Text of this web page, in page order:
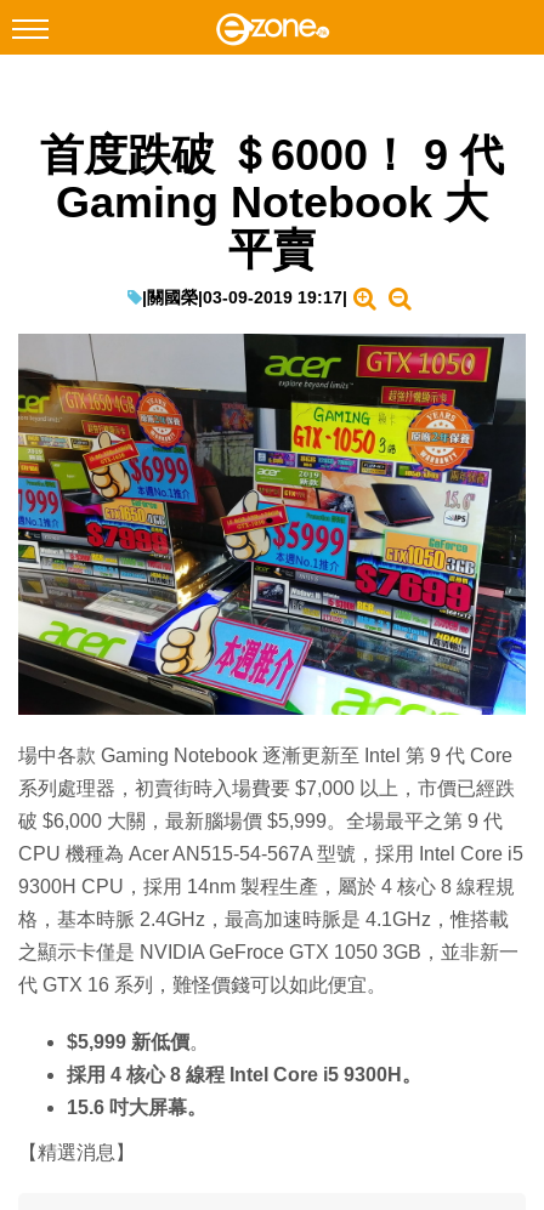
Facebook Instagram
科技焦點
教學評測
EduTech
IT Times
生成式AI與雲端應用
Enterprise Digital Transformation
特集
首度跌破 ＄6000！ 9 代
Gaming Notebook 大
平賣
|關國榮|03-09-2019 19:17|
場中各款 Gaming Notebook 逐漸更新至 Intel 第 9 代 Core
系列處理器，初賣街時入場費要 $7,000 以上，市價已經跌
破 $6,000 大關，最新腦場價 $5,999。全場最平之第 9 代
CPU 機種為 Acer AN515-54-567A 型號，採用 Intel Core i5
9300H CPU，採用 14nm 製程生產，屬於 4 核心 8 線程規
格，基本時脈 2.4GHz，最高加速時脈是 4.1GHz，惟搭載
之顯示卡僅是 NVIDIA GeFroce GTX 1050 3GB，並非新一
代 GTX 16 系列，難怪價錢可以如此便宜。
$5,999 新低價。
採用 4 核心 8 線程 Intel Core i5 9300H。
15.6 吋大屏幕。
【精選消息】